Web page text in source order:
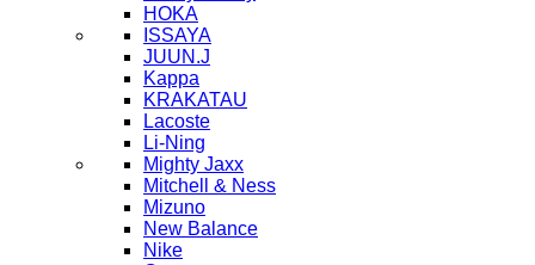
HOKA
ISSAYA
JUUN.J
Kappa
KRAKATAU
Lacoste
Li-Ning
Mighty Jaxx
Mitchell & Ness
Mizuno
New Balance
Nike